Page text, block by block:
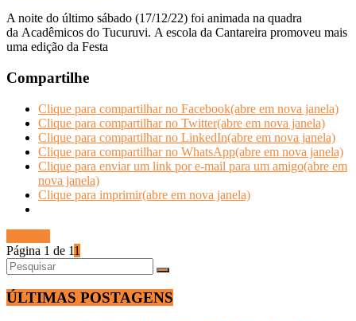
A noite do último sábado (17/12/22) foi animada na quadra
da Acadêmicos do Tucuruvi. A escola da Cantareira promoveu mais
uma edição da Festa
Compartilhe
Clique para compartilhar no Facebook(abre em nova janela)
Clique para compartilhar no Twitter(abre em nova janela)
Clique para compartilhar no LinkedIn(abre em nova janela)
Clique para compartilhar no WhatsApp(abre em nova janela)
Clique para enviar um link por e-mail para um amigo(abre em
nova janela)
Clique para imprimir(abre em nova janela)
Página 1 de 11
ÚLTIMAS POSTAGENS